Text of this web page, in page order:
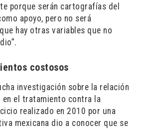
porque serán cartografías del
apoyo, pero no será
hay otras variables que no
costosos
investigación sobre la relación
el tratamiento contra la
realizado en 2010 por una
mexicana dio a conocer que se